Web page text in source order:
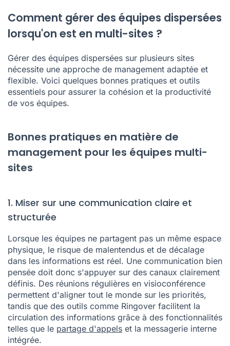
Comment gérer des équipes dispersées
lorsqu'on est en multi-sites ?
Gérer des équipes dispersées sur plusieurs sites
nécessite une approche de management adaptée et
flexible. Voici quelques bonnes pratiques et outils
essentiels pour assurer la cohésion et la productivité
de vos équipes.
Bonnes pratiques en matière de
management pour les équipes multi-
sites
1. Miser sur une communication claire et
structurée
Lorsque les équipes ne partagent pas un même espace
physique, le risque de malentendus et de décalage
dans les informations est réel. Une communication bien
pensée doit donc s'appuyer sur des canaux clairement
définis. Des réunions régulières en visioconférence
permettent d'aligner tout le monde sur les priorités,
tandis que des outils comme Ringover facilitent la
circulation des informations grâce à des fonctionnalités
telles que le partage d'appels et la messagerie interne
intégrée.